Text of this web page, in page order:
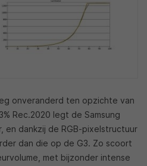
onveranderd ten opzichte van
Rec.2020 legt de Samsung
en dankzij de RGB-pixelstructuur
dan die op de G3. Zo scoort
met bijzonder intense